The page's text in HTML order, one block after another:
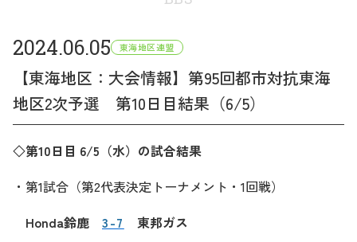
2024.06.05 東海地区連盟
【東海地区：大会情報】第95回都市対抗東海
地区2次予選 第10日目結果（6/5）
◇第10日目 6/5（水） の試合結果
・第1試合（第2代表決定トーナメント・1回戦）
Honda鈴鹿 3-7
東邦ガス